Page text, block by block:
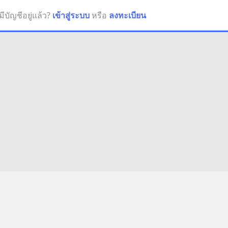
บัญชีอยู่แล้ว? เข้าสู่ระบบ หรือ ลงทะเบียน